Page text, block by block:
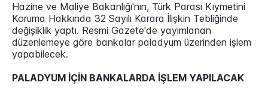
Hazine ve Maliye Bakanlığı'nın, Türk Parası Kıymetini
Koruma Hakkında 32 Sayılı Karara İlişkin Tebliğinde
değişiklik yaptı. Resmi Gazete'de yayımlanan
düzenlemeye göre bankalar paladyum üzerinden işlem
yapabilecek.
PALADYUM İÇİN BANKALARDA İŞLEM YAPILACAK